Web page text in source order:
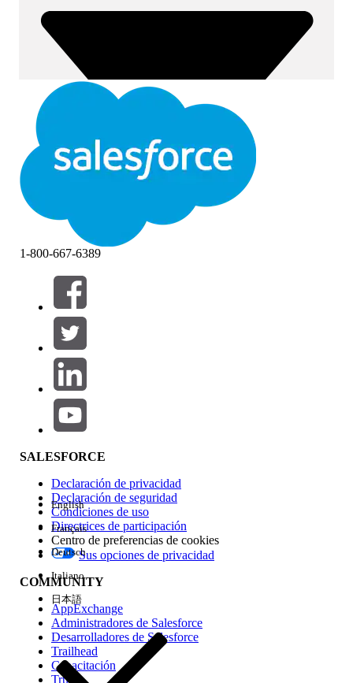
Filtros (0)
SELECCIONAR FILTROS
Área de productos
Repercusión de función
Edición
Experiencia
1-800-667-6389
SALESFORCE
Declaración de privacidad
Declaración de seguridad
Condiciones de uso
Directrices de participación
Centro de preferencias de cookies
Sus opciones de privacidad
COMMUNITY
AppExchange
Administradores de Salesforce
Desarrolladores de Salesforce
Trailhead
Capacitación
Trust
English
Français
Deutsch
Italiano
日本語